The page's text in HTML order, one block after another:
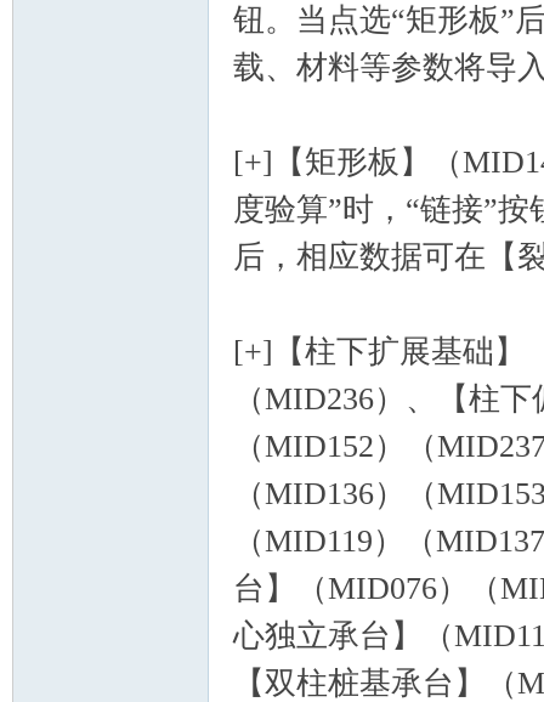
钮。当点选“矩形板”
载、材料等参数将导
[+]【矩形板】（
度验算”时，“链接”
后，相应数据可在【
[+]【柱下扩展基础】
（MID236）、【柱
（MID152）（
（MID136）（
（MID119）（
台】（MID076）（
心独立承台】（
【双柱桩基承台】（